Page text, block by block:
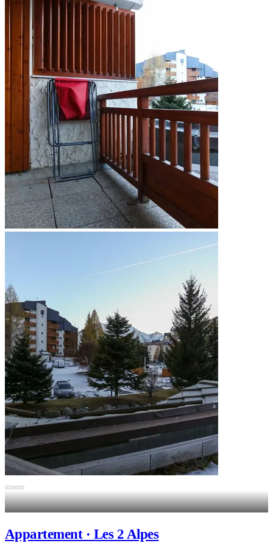
Appartement · Les 2 Alpes